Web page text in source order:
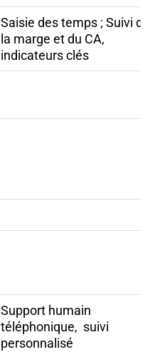
Saisie des temps ; Suivi de
la marge et du CA,
indicateurs clés
Support humain
téléphonique, suivi
personnalisé